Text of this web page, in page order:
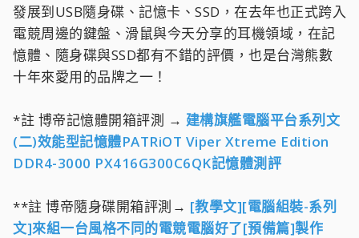
發展到USB隨身碟、記憶卡、SSD，在去年也正式跨入
電競周邊的鍵盤、滑鼠與今天分享的耳機領域，在記
憶體、隨身碟與SSD都有不錯的評價，也是台灣熊數
十年來愛用的品牌之一！
*註 博帝記憶體開箱評測 → 建構旗艦電腦平台系列文
(二)效能型記憶體PATRiOT Viper Xtreme Edition
DDR4-3000 PX416G300C6QK記憶體測評
**註 博帝隨身碟開箱評測→ [教學文][電腦組裝-系列
文]來組一台風格不同的電競電腦好了[預備篇]製作